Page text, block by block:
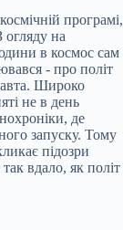
програмі,
огляду на
в космос сам
- про політ
Широко
не в день
де
запуску. Тому
підозри
вдало, як політ